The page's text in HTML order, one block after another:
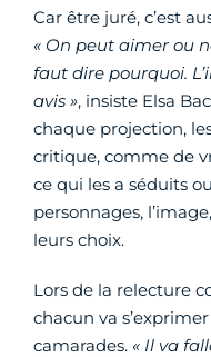
Car être juré, c’est
« On peut aimer ou
faut dire pourquoi.
avis », insiste Elsa
chaque projection,
critique, comme de
ce qui les a séduits
personnages,
leurs choix.
Lors de la relecture
chacun va
camarades. « Il va